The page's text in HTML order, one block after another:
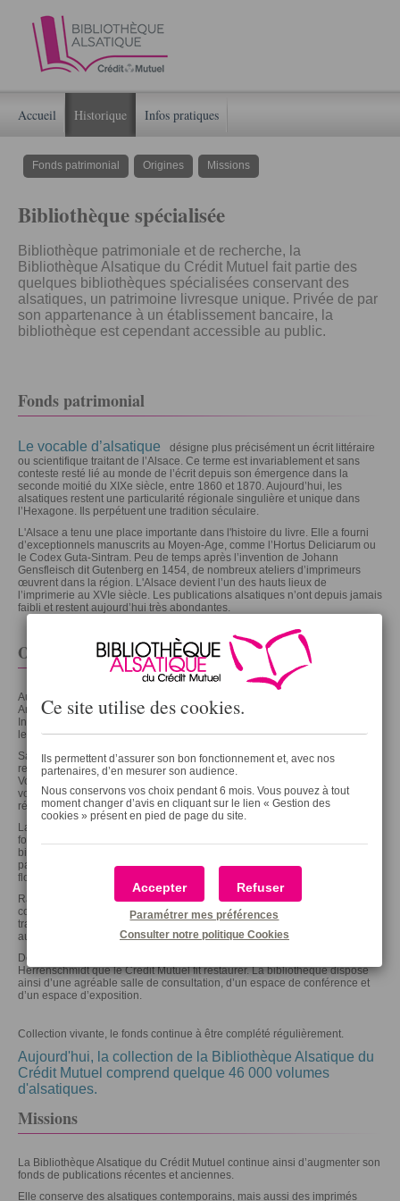
Accueil Historique Infos pratiques
Fonds patrimonial Origines Missions
Bibliothèque spécialisée
Bibliothèque patrimoniale et de recherche, la
Bibliothèque Alsatique du Crédit Mutuel fait partie des
quelques bibliothèques spécialisées conservant des
alsatiques, un patrimoine livresque unique. Privée de par
son appartenance à un établissement bancaire, la
bibliothèque est cependant accessible au public.
Fonds patrimonial
Le vocable d’alsatique
désigne plus précisément un écrit littéraire
ou scientifique traitant de l’Alsace. Ce terme est invariablement et sans
conteste resté lié au monde de l’écrit depuis son émergence dans la
seconde moitié du XIXe siècle, entre 1860 et 1870. Aujourd’hui, les
alsatiques restent une particularité régionale singulière et unique dans
l’Hexagone. Ils perpétuent une tradition séculaire.
L'Alsace a tenu une place importante dans l'histoire du livre. Elle a fourni
d’exceptionnels manuscrits au Moyen-Age, comme l’Hortus Deliciarum ou
le Codex Guta-Sintram. Peu de temps après l’invention de Johann
Gensfleisch dit Gutenberg en 1454, de nombreux ateliers d’imprimeurs
œuvrent dans la région. L'Alsace devient l’un des hauts lieux de
l’imprimerie au XVIe siècle. Les publications alsatiques n’ont depuis jamais
faibli et restent aujourd’hui très abondantes.
Origines
Aux sources de la collection de la Bibliothèque Alsatique du Crédit Mutuel,
Antoine Gardner, bibliophile éclairé animé par la passion des alsatiques.
Inlassable, il arpenta durant des années les boutiques des antiquaires et
les ventes aux enchères, toujours à l’affût de belles éditions.
Sa collection comprenait alors plus de 4 000 alsatiques. Certaines de ces
reliures anciennes sont de véritables merveilles, témoins de leur temps.
Voulant s’éviter le chagrin de la dispersion de sa collection, il confia les
volumes en 1972 au Crédit Mutuel, acteur pérenne de la vie culturelle
régionale.
La collection prit dans un premier temps ses quartiers au Centre de
formation du Crédit Mutuel au Bischenberg, en Centre-Alsace. Le
bibliothécaire en charge de ce fonds l’augmenta à son tour de précieux et
parfois rarissimes volumes, mais aussi d’ouvrages de référence. Un
florilège d’alsatiques pu ainsi être mis à la disposition des chercheurs.
Rapidement, les locaux du centre de formation devinrent trop petits pour
continuer à accueillir le fonds. Dans les années 1980, la collection fut alors
transférée à Strasbourg, au siège même du Crédit Mutuel, 34 rue Wacken,
aujourd'hui n° 4 rue Frédéric-Guillaume Raiffeisen.
Dès 1998, la bibliothèque fut installée au premier étage de la Maison
Herrenschmidt que le Crédit Mutuel fit restaurer. La bibliothèque dispose
ainsi d’une agréable salle de consultation, d’un espace de conférence et
d’un espace d’exposition.
Collection vivante, le fonds continue à être complété régulièrement.
Aujourd'hui, la collection de la Bibliothèque Alsatique du
Crédit Mutuel comprend quelque 46 000 volumes
d'alsatiques.
Missions
La Bibliothèque Alsatique du Crédit Mutuel continue ainsi d’augmenter son
fonds de publications récentes et anciennes.
Elle conserve des alsatiques contemporains, mais aussi des imprimés
Ce site utilise descookies.
Ils permettent d’assurer son bon fonctionnement et, avec nos
partenaires, d’en mesurer son audience.
Nous conservons vos choix pendant 6 mois. Vous pouvez à tout
moment changer d’avis en cliquant sur le lien « Gestion des
cookies » présent en pied de page du site.
Accepter Refuser
Paramétrer mes préférences
Consulter notre politique Cookies